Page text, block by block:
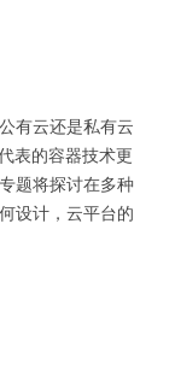
有云还是私有云
表的容器技术更
题将探讨在多种
设计，云平台的